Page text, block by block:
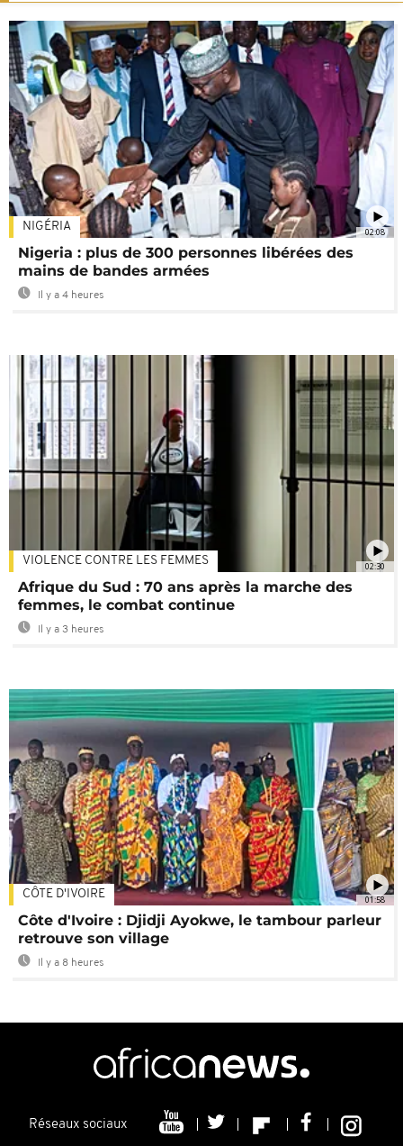
02:08
NIGÉRIA
Nigeria : plus de 300 personnes libérées des
mains de bandes armées
Il y a 4 heures
02:30
VIOLENCE CONTRE LES FEMMES
Afrique du Sud : 70 ans après la marche des
femmes, le combat continue
Il y a 3 heures
01:58
CÔTE D'IVOIRE
Côte d'Ivoire : Djidji Ayokwe, le tambour parleur
retrouve son village
Il y a 8 heures
Réseaux sociaux